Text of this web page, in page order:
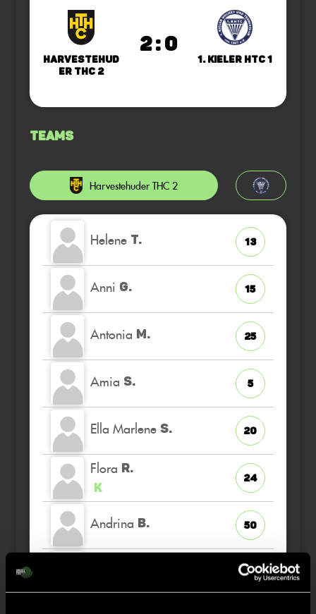
Harvestehud
er THC 2
2 : 0
1. Kieler HTC 1
Teams
Harvestehuder THC 2
Helene T. 13
Anni G. 15
Antonia M. 25
Amia S. 5
Ella Marlene S. 20
Flora R.
K
24
Andrina B. 50
1